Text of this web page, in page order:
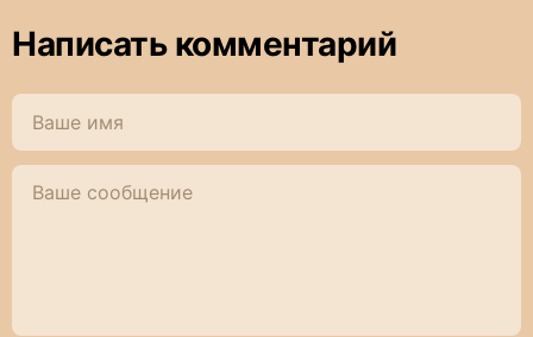
Написать комментарий